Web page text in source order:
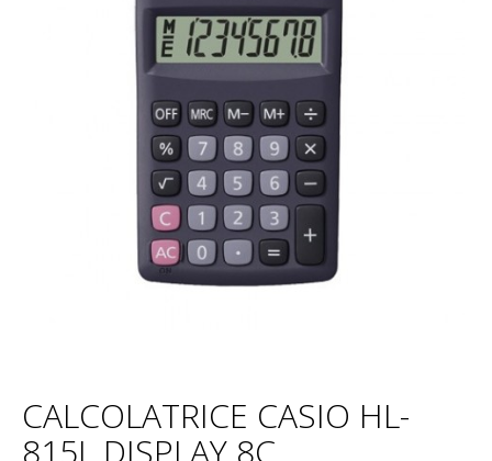
CALCOLATRICE CASIO HL-
815L DISPLAY 8C